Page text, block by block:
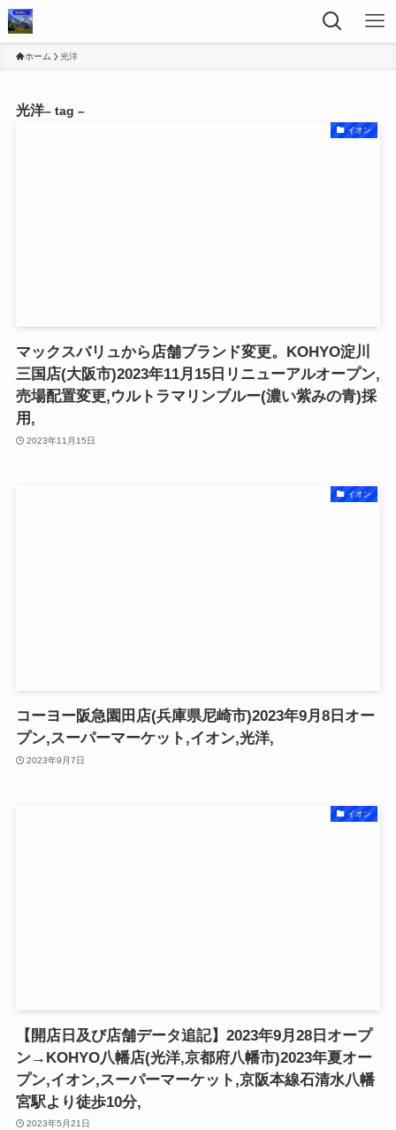
ホーム 光洋
光洋– tag –
イオン
マックスバリュから店舗ブランド変更。KOHYO淀川
三国店(大阪市)2023年11月15日リニューアルオープン,
売場配置変更,ウルトラマリンブルー(濃い紫みの青)採
用,
2023年11月15日
イオン
コーヨー阪急園田店(兵庫県尼崎市)2023年9月8日オー
プン,スーパーマーケット,イオン,光洋,
2023年9月7日
イオン
【開店日及び店舗データ追記】2023年9月28日オープ
ン→KOHYO八幡店(光洋,京都府八幡市)2023年夏オー
プン,イオン,スーパーマーケット,京阪本線石清水八幡
宮駅より徒歩10分,
2023年5月21日